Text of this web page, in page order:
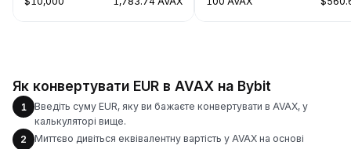
Як конвертувати EUR в AVAX на Bybit
1
Введіть суму EUR, яку ви бажаєте конвертувати в AVAX, у
калькуляторі вище.
2
Миттєво дивіться еквівалентну вартість у AVAX на основі